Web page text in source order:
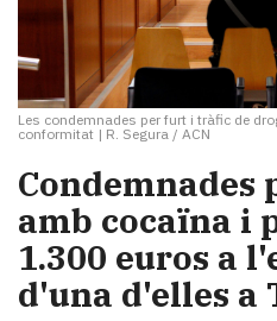
Les condemnades per furt i tràfic de
conformitat | R. Segura / ACN
amb cocaïna i
1.300 euros a
d'una d'elles a